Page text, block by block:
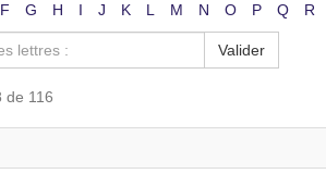
F G H I J K L M N O P Q R
Valider
de 116